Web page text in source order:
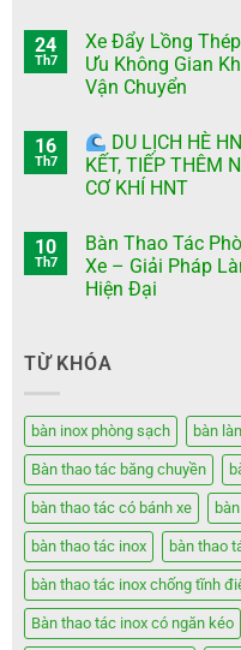
24
Th7
Xe Đẩy Lồng
Ưu Không Gian
Vận Chuyển
16
Th7
DU LỊCH HÈ
KẾT, TIẾP THÊM
CƠ KHÍ HNT
10
Th7
Bàn Thao Tác
Xe – Giải Pháp
Hiện Đại
TỪ KHÓA
bàn inox phòng sạch bàn
Bàn thao tác băng chuyền
bàn thao tác có bánh xe
bàn thao tác inox bàn thao
bàn thao tác inox chống tĩnh
Bàn thao tác inox có ngăn kéo